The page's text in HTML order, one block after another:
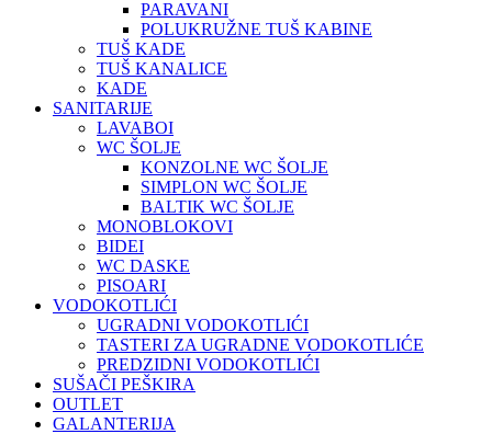
PARAVANI
POLUKRUŽNE TUŠ KABINE
TUŠ KADE
TUŠ KANALICE
KADE
SANITARIJE
LAVABOI
WC ŠOLJE
KONZOLNE WC ŠOLJE
SIMPLON WC ŠOLJE
BALTIK WC ŠOLJE
MONOBLOKOVI
BIDEI
WC DASKE
PISOARI
VODOKOTLIĆI
UGRADNI VODOKOTLIĆI
TASTERI ZA UGRADNE VODOKOTLIĆE
PREDZIDNI VODOKOTLIĆI
SUŠAČI PEŠKIRA
OUTLET
GALANTERIJA